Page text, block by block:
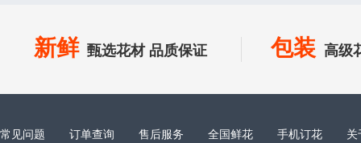
新鲜 甄选花材 品质保证 包装 高级
常见问题 订单查询 售后服务 全国鲜花 手机订花 关